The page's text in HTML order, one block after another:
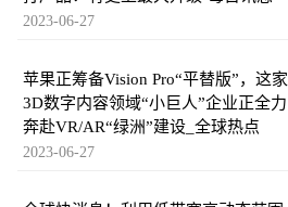
2023-06-27
苹果正筹备Vision Pro“平替版”，这家
3D数字内容领域“小巨人”企业正全力
奔赴VR/AR“绿洲”建设_全球热点
2023-06-27